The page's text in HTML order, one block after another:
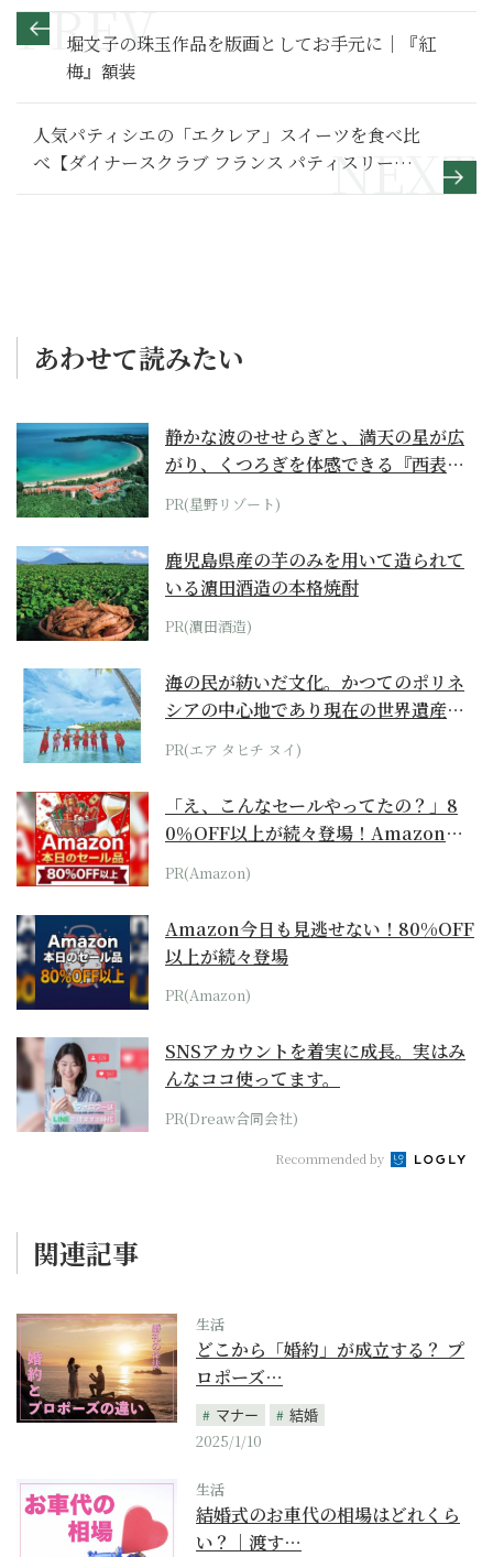
堀文子の珠玉作品を版画としてお手元に｜『紅
梅』額装
人気パティシエの「エクレア」スイーツを食べ比
べ【ダイナースクラブ フランス パティスリーウ
ィーク2023】
あわせて読みたい
静かな波のせせらぎと、満天の星が広
がり、くつろぎを体感できる『西表島
ホテル by...
PR(星野リゾート)
鹿児島県産の芋のみを用いて造られて
いる濵田酒造の本格焼酎
PR(濵田酒造)
海の民が紡いだ文化。かつてのポリネ
シアの中心地であり現在の世界遺産か
らみえてくる...
PR(エア タヒチ ヌイ)
「え、こんなセールやってたの？」8
0％OFF以上が続々登場！Amazonの
本気が...
PR(Amazon)
Amazon今日も見逃せない！80%OFF
以上が続々登場
PR(Amazon)
SNSアカウントを着実に成長。実はみ
んなココ使ってます。
PR(Dreaw合同会社)
Recommended by
関連記事
生活
どこから「婚約」が成立する？ プ
ロポーズ…
マナー
結婚
2025/1/10
生活
結婚式のお車代の相場はどれくら
い？｜渡す…